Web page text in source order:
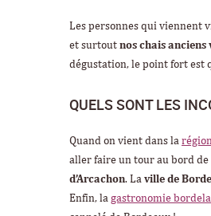
Les personnes qui viennent
et surtout nos chais anciens
dégustation, le point fort est
QUELS SONT LES
Quand on vient dans la
aller faire un tour au bord de
d’Arcachon. La ville de
Enfin, la gastronomie